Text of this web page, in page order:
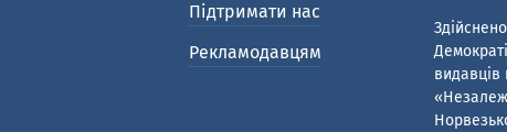
Підтримати нас
Рекламодавцям
видавців